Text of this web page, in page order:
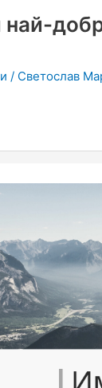
/ Светослав